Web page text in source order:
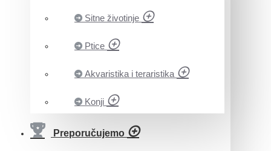
Sitne životinje
Ptice
Akvaristika i teraristika
Konji
Preporučujemo